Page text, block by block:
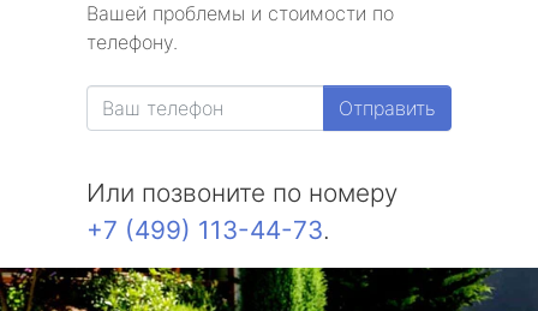
Вашей проблемы и стоимости по
телефону.
Отправить
Или позвоните по номеру
+7 (499) 113-44-73.